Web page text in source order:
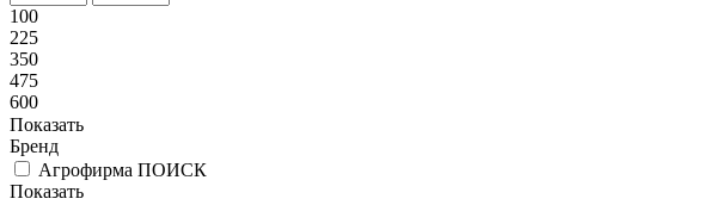
100
225
350
475
600
Показать
Бренд
Агрофирма ПОИСК
Показать